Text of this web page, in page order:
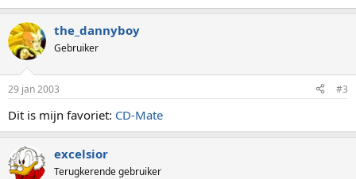
the_dannyboy
Gebruiker
29 jan 2003 #3
Dit is mijn favoriet: CD-Mate
excelsior
Terugkerende gebruiker